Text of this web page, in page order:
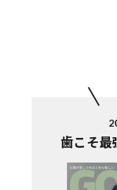
歯こそ最